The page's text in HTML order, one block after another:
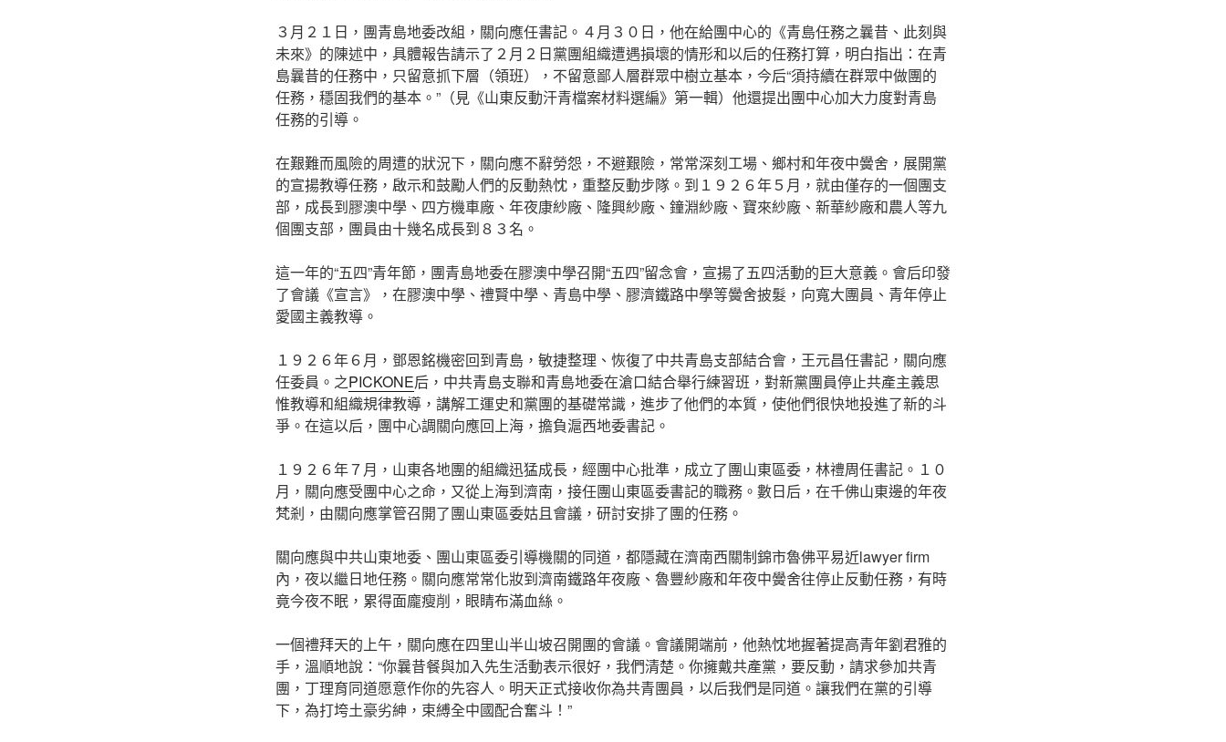
３月２１日，團青島地委改組，關向應任書記。４月３０日，他在給團中心的《青島任務之曩昔、此刻與
未來》的陳述中，具體報告請示了２月２日黨團組織遭遇損壞的情形和以后的任務打算，明白指出：在青
島曩昔的任務中，只留意抓下層（領班），不留意鄙人層群眾中樹立基本，今后“須持續在群眾中做團的
任務，穩固我們的基本。”（見《山東反動汗青檔案材料選編》第一輯）他還提出團中心加大力度對青島
任務的引導。
在艱難而風險的周遭的狀況下，關向應不辭勞怨，不避艱險，常常深刻工場、鄉村和年夜中黌舍，展開黨
的宣揚教導任務，啟示和鼓勵人們的反動熱忱，重整反動步隊。到１９２６年５月，就由僅存的一個團支
部，成長到膠澳中學、四方機車廠、年夜康紗廠、隆興紗廠、鐘淵紗廠、寶來紗廠、新華紗廠和農人等九
個團支部，團員由十幾名成長到８３名。
這一年的“五四”青年節，團青島地委在膠澳中學召開“五四”留念會，宣揚了五四活動的巨大意義。會后印發
了會議《宣言》，在膠澳中學、禮賢中學、青島中學、膠濟鐵路中學等黌舍披髮，向寬大團員、青年停止
愛國主義教導。
１９２６年６月，鄧恩銘機密回到青島，敏捷整理、恢復了中共青島支部結合會，王元昌任書記，關向應
任委員。之PICKONE后，中共青島支聯和青島地委在滄口結合舉行練習班，對新黨團員停止共產主義思
惟教導和組織規律教導，講解工運史和黨團的基礎常識，進步了他們的本質，使他們很快地投進了新的斗
爭。在這以后，團中心調關向應回上海，擔負滬西地委書記。
１９２６年７月，山東各地團的組織迅猛成長，經團中心批準，成立了團山東區委，林禮周任書記。１０
月，關向應受團中心之命，又從上海到濟南，接任團山東區委書記的職務。數日后，在千佛山東邊的年夜
梵剎，由關向應掌管召開了團山東區委姑且會議，研討安排了團的任務。
關向應與中共山東地委、團山東區委引導機關的同道，都隱藏在濟南西關制錦市魯佛平易近lawyer firm
內，夜以繼日地任務。關向應常常化妝到濟南鐵路年夜廠、魯豐紗廠和年夜中黌舍往停止反動任務，有時
竟今夜不眠，累得面龐瘦削，眼睛布滿血絲。
一個禮拜天的上午，關向應在四里山半山坡召開團的會議。會議開端前，他熱忱地握著提高青年劉君雅的
手，溫順地說：“你曩昔餐與加入先生活動表示很好，我們清楚。你擁戴共產黨，要反動，請求參加共青
團，丁理育同道愿意作你的先容人。明天正式接收你為共青團員，以后我們是同道。讓我們在黨的引導
下，為打垮土豪劣紳，束縛全中國配合奮斗！”